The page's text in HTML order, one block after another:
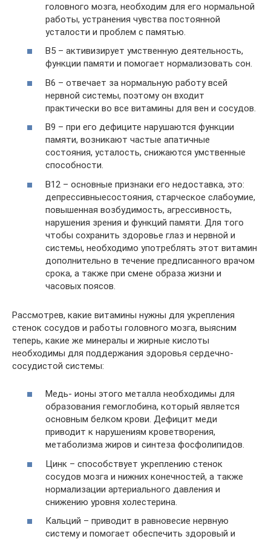
головного мозга, необходим для его нормальной
работы, устранения чувства постоянной
усталости и проблем с памятью.
B5 – активизирует умственную деятельность,
функции памяти и помогает нормализовать сон.
B6 – отвечает за нормальную работу всей
нервной системы, поэтому он входит
практически во все витамины для вен и сосудов.
B9 – при его дефиците нарушаются функции
памяти, возникают частые апатичные
состояния, усталость, снижаются умственные
способности.
B12 – основные признаки его недоставка, это:
депрессивныесостояния, старческое слабоумие,
повышенная возбудимость, агрессивность,
нарушения зрения и функций памяти. Для того
чтобы сохранить здоровье глаз и нервной и
системы, необходимо употреблять этот витамин
дополнительно в течение предписанного врачом
срока, а также при смене образа жизни и
часовых поясов.
Рассмотрев, какие витамины нужны для укрепления
стенок сосудов и работы головного мозга, выясним
теперь, какие же минералы и жирные кислоты
необходимы для поддержания здоровья сердечно-
сосудистой системы:
Медь- ионы этого металла необходимы для
образования гемоглобина, который является
основным белком крови. Дефицит меди
приводит к нарушениям кроветворения,
метаболизма жиров и синтеза фосфолипидов.
Цинк – способствует укреплению стенок
сосудов мозга и нижних конечностей, а также
нормализации артериального давления и
снижению уровня холестерина.
Кальций – приводит в равновесие нервную
систему и помогает обеспечить здоровый и